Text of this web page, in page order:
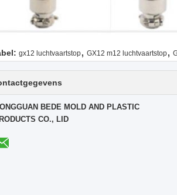
gx12 luchtvaartstop, GX12 m12 luchtvaartstop,
BEDE MOLD AND PLASTIC
CO., LID